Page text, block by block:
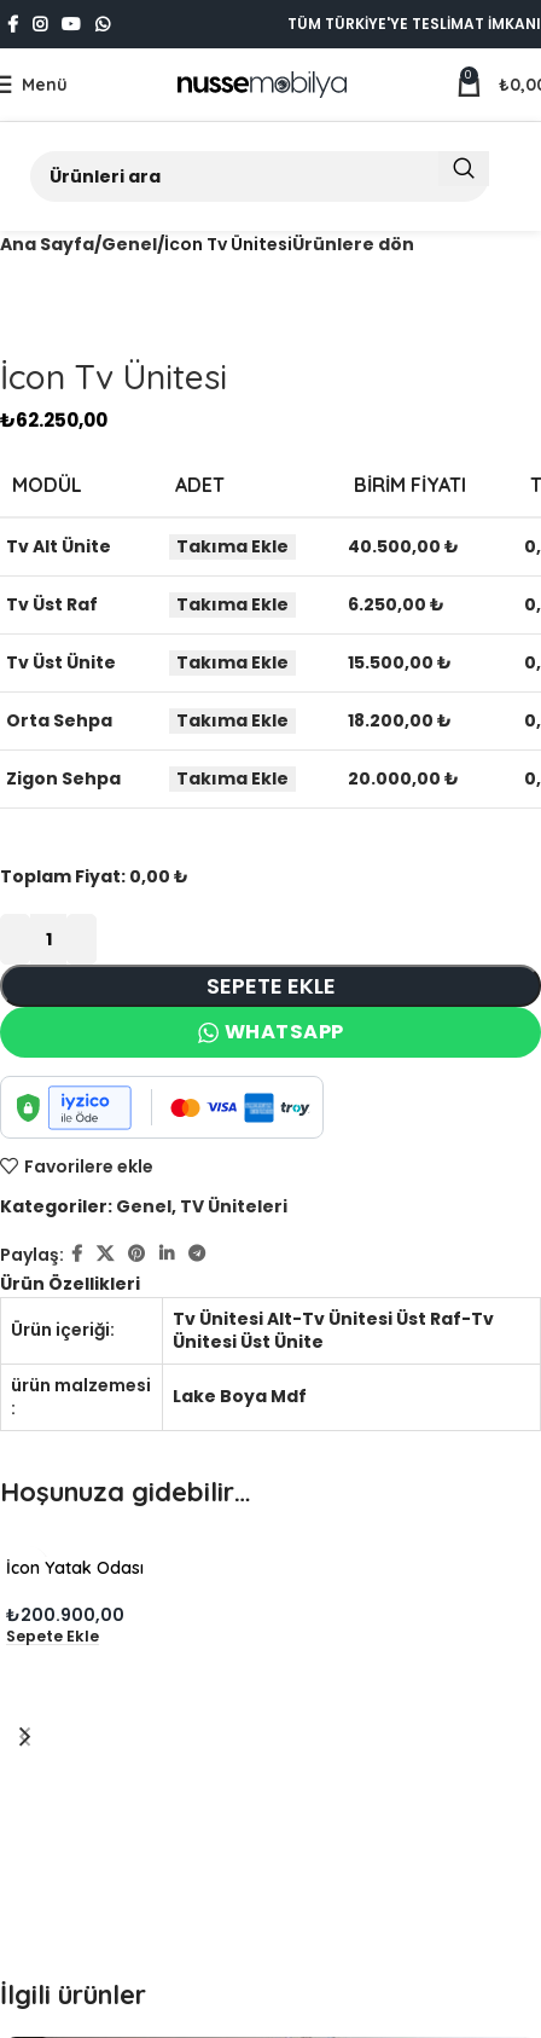
TÜM TÜRKİYE'YE TESLİMAT İMKANI
Menü 0 ₺
Ana Sayfa Genel İcon Tv ÜnitesiÜrünlere dön
İcon Tv Ünitesi
₺62.250,00
MODÜL ADET BIRIM FIYATI
Tv Alt Ünite Takıma Ekle 40.500,00 ₺
Tv Üst Raf Takıma Ekle 6.250,00 ₺
Tv Üst Ünite Takıma Ekle 15.500,00 ₺
Orta Sehpa Takıma Ekle 18.200,00 ₺
Zigon Sehpa Takıma Ekle 20.000,00 ₺
Toplam Fiyat: 0,00 ₺
SEPETE EKLE
WHATSAPP
Favorilere ekle
Kategoriler: Genel, TV Üniteleri
Paylaş:
Ürün Özellikleri
Ürün içeriği:
Tv Ünitesi Alt-Tv Ünitesi Üst Raf-Tv
Ünitesi Üst Ünite
ürün malzemesi
:
Lake Boya Mdf
Hoşunuza gidebilir…
İcon Yatak Odası
₺200.900,00
Sepete Ekle
İlgili ürünler